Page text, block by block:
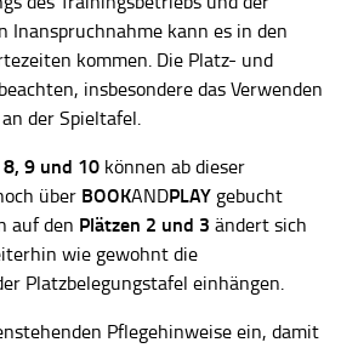
kann es in den
kommen. Die Platz- und
insbesondere das Verwenden
der Spieltafel.
9 und 10 können ab dieser
über BOOKANDPLAY gebucht
auf den Plätzen 2 und 3 ändert sich
wie gewohnt die
Platzbelegungstafel einhängen.
Pflegehinweise ein, damit